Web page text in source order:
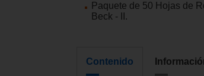
Paquete de 50 Hojas de
Beck - II.
Contenido